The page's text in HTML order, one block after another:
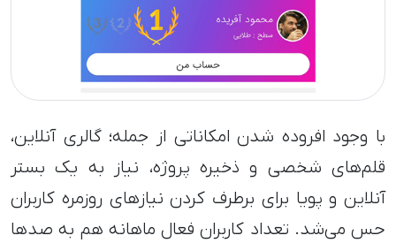
با وجود افروده شدن امکاناتی از جمله؛ گالری آنلاین،
قلم‌های شخصی و ذخیره پروژه،‌ نیاز به یک بستر
آنلاین و پویا برای برطرف کردن نیازهای روزمره کاربران
حس می‌شد. تعداد کاربران فعال ماهانه هم به صدها